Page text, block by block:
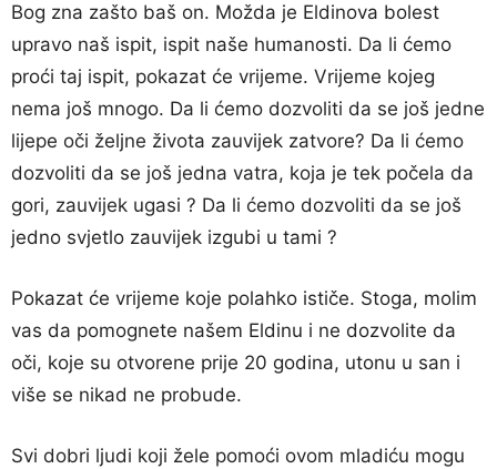
Bog zna zašto baš on. Možda je Eldinova bolest
upravo naš ispit, ispit naše humanosti. Da li ćemo
proći taj ispit, pokazat će vrijeme. Vrijeme kojeg
nema još mnogo. Da li ćemo dozvoliti da se još jedne
lijepe oči željne života zauvijek zatvore? Da li ćemo
dozvoliti da se još jedna vatra, koja je tek počela da
gori, zauvijek ugasi ? Da li ćemo dozvoliti da se još
jedno svjetlo zauvijek izgubi u tami ?
Pokazat će vrijeme koje polahko ističe. Stoga, molim
vas da pomognete našem Eldinu i ne dozvolite da
oči, koje su otvorene prije 20 godina, utonu u san i
više se nikad ne probude.
Svi dobri ljudi koji žele pomoći ovom mladiću mogu